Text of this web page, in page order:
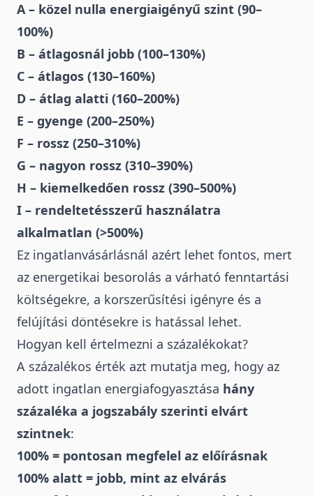
A – közel nulla energiaigényű szint (90–
100%)
B – átlagosnál jobb (100–130%)
C – átlagos (130–160%)
D – átlag alatti (160–200%)
E – gyenge (200–250%)
F – rossz (250–310%)
G – nagyon rossz (310–390%)
H – kiemelkedően rossz (390–500%)
I – rendeltetésszerű használatra
alkalmatlan (>500%)
Ez ingatlanvásárlásnál azért lehet fontos, mert
az energetikai besorolás a várható fenntartási
költségekre, a korszerűsítési igényre és a
felújítási döntésekre is hatással lehet.
Hogyan kell értelmezni a százalékokat?
A százalékos érték azt mutatja meg, hogy az
adott ingatlan energiafogyasztása hány
százaléka a jogszabály szerinti elvárt
szintnek:
100% = pontosan megfelel az előírásnak
100% alatt = jobb, mint az elvárás